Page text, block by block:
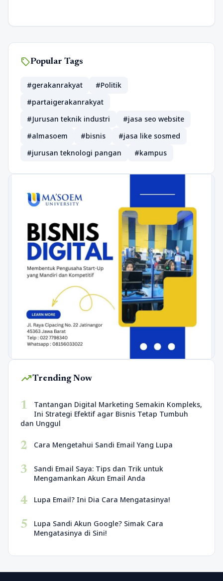
sellPopular Tags
#gerakanrakyat
#Politik
#partaigerakanrakyat
#Jurusan teknik industri
#jasa seo website
#almasoem
#bisnis
#jasa like sosmed
#jurusan teknologi pangan
#kampus
trending_upTrending Now
1
Tantangan Digital Marketing Semakin Kompleks,
Ini Strategi Efektif agar Bisnis Tetap Tumbuh
dan Unggul
2 Cara Mengetahui Sandi Email Yang Lupa
3
Sandi Email Saya: Tips dan Trik untuk
Mengamankan Akun Email Anda
4 Lupa Email? Ini Dia Cara Mengatasinya!
5
Lupa Sandi Akun Google? Simak Cara
Mengatasinya di Sini!